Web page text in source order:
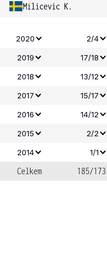
Milicevic K.
2020 2/4
2019
17/18
2018
13/12
2017
15/17
2016
14/12
2015
2/2
2014
1/1
Celkem
185/173